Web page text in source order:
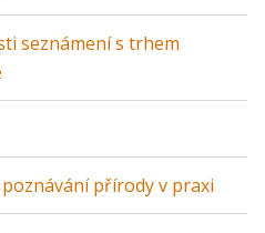
seznámení s trhem
přírody v praxi